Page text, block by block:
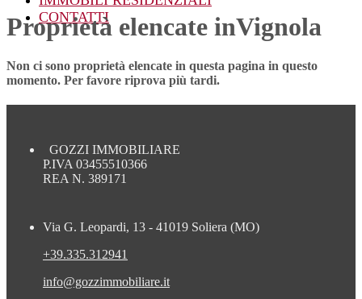
CONTATTI
Proprietà elencate inVignola
Non ci sono proprietà elencate in questa pagina in questo
momento. Per favore riprova più tardi.
GOZZI IMMOBILIARE
P.IVA 03455510366
REA N. 389171
Via G. Leopardi, 13 - 41019 Soliera (MO)
+39.335.312941
info@gozzimmobiliare.it